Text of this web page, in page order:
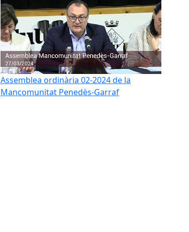
Assemblea ordinària 02-2024 de la
Mancomunitat Penedès-Garraf